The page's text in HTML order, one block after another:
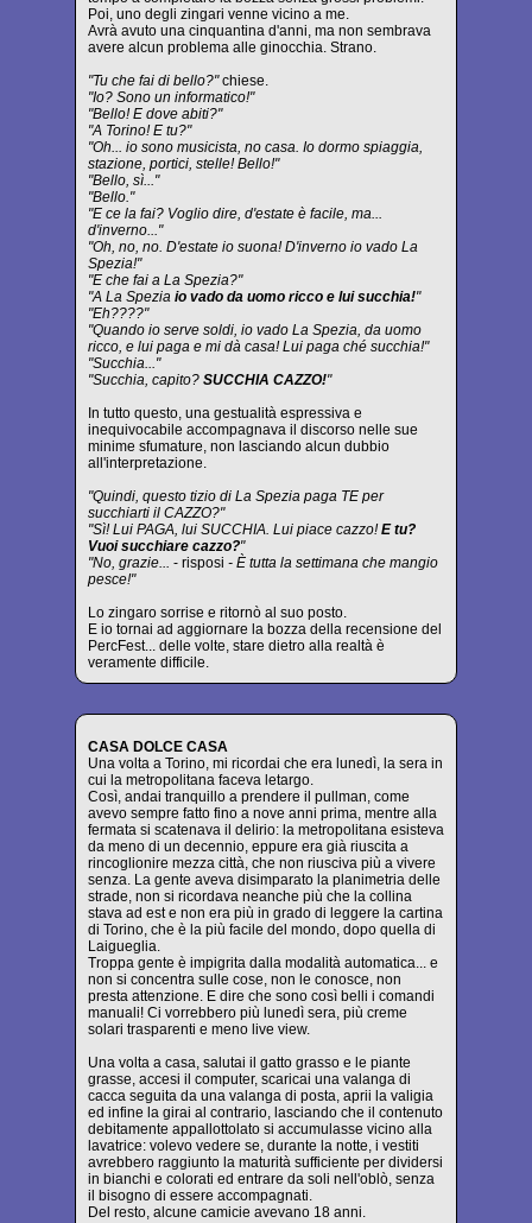
Poi, uno degli zingari venne vicino a me.
Avrà avuto una cinquantina d'anni, ma non sembrava
avere alcun problema alle ginocchia. Strano.
"Tu che fai di bello?"chiese.
"Io? Sono un informatico!"
"Bello! E dove abiti?"
"A Torino! E tu?"
"Oh... io sono musicista, no casa. Io dormo spiaggia,
stazione, portici, stelle! Bello!"
"Bello, sì..."
"Bello."
"E ce la fai? Voglio dire, d'estate è facile, ma...
d'inverno..."
"Oh, no, no. D'estate io suona! D'inverno io vado La
Spezia!"
"E che fai a La Spezia?"
"A La Spezia io vado da uomo ricco e lui succhia!"
"Eh????"
"Quando io serve soldi, io vado La Spezia, da uomo
ricco, e lui paga e mi dà casa! Lui paga ché succhia!"
"Succhia..."
"Succhia, capito? SUCCHIA CAZZO!"
In tutto questo, una gestualità espressiva e
inequivocabile accompagnava il discorso nelle sue
minime sfumature, non lasciando alcun dubbio
all'interpretazione.
"Quindi, questo tizio di La Spezia paga TE per
succhiarti il CAZZO?"
"Sì! Lui PAGA, lui SUCCHIA. Lui piace cazzo!E tu?
Vuoi succhiare cazzo?"
"No, grazie... - risposi - È tutta la settimana che mangio
pesce!"
Lo zingaro sorrise e ritornò al suo posto.
E io tornai ad aggiornare la bozza della recensione del
PercFest... delle volte, stare dietro alla realtà è
veramente difficile.
CASA DOLCE CASA
Una volta a Torino, mi ricordai che era lunedì, la sera in
cui la metropolitana faceva letargo.
Così, andai tranquillo a prendere il pullman, come
avevo sempre fatto fino a nove anni prima, mentre alla
fermata si scatenava il delirio: la metropolitana esisteva
da meno di un decennio, eppure era già riuscita a
rincoglionire mezza città, che non riusciva più a vivere
senza. La gente aveva disimparato la planimetria delle
strade, non si ricordava neanche più che la collina
stava ad est e non era più in grado di leggere la cartina
di Torino, che è la più facile del mondo, dopo quella di
Laigueglia.
Troppa gente è impigrita dalla modalità automatica... e
non si concentra sulle cose, non le conosce, non
presta attenzione. E dire che sono così belli i comandi
manuali! Ci vorrebbero più lunedì sera, più creme
solari trasparenti e meno live view.
Una volta a casa, salutai il gatto grasso e le piante
grasse, accesi il computer, scaricai una valanga di
cacca seguita da una valanga di posta, aprii la valigia
ed infine la girai al contrario, lasciando che il contenuto
debitamente appallottolato si accumulasse vicino alla
lavatrice: volevo vedere se, durante la notte, i vestiti
avrebbero raggiunto la maturità sufficiente per dividersi
in bianchi e colorati ed entrare da soli nell'oblò, senza
il bisogno di essere accompagnati.
Del resto, alcune camicie avevano 18 anni.